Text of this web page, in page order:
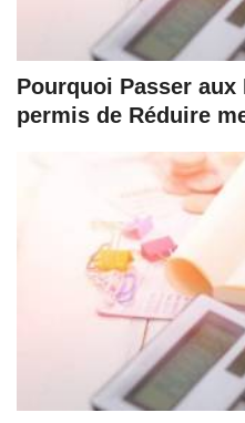
Pourquoi Passer aux
permis de Réduire